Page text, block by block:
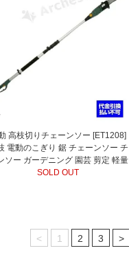
高枝切りチェーンソー [ET1208]
電動のこぎり 鋸 チェーンソー チ
ソー ガーデニング 園芸 剪定 軽量
SOLD OUT
< 1 2 3 >